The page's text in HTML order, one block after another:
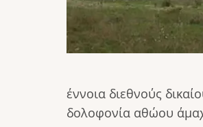
έννοια διεθνούς
δολοφονία αθώου